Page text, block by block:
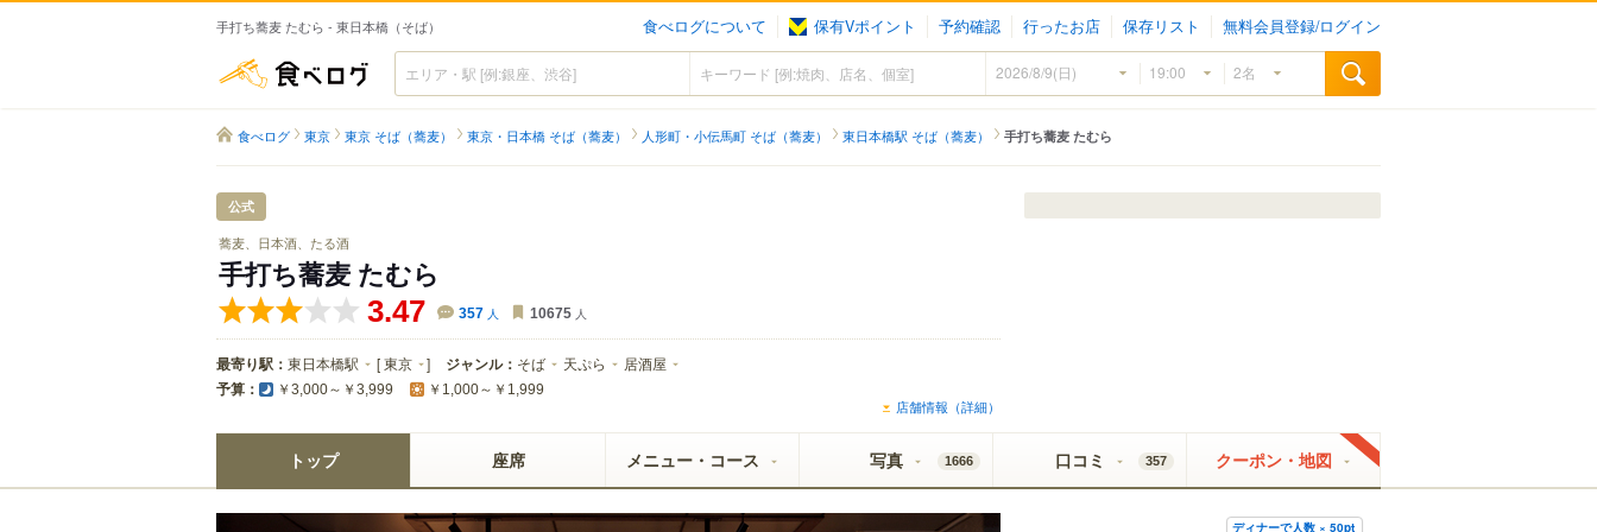
手打ち蕎麦 たむら - 東日本橋（そば） 食べログについて 保有Vポイント 予約確認 行ったお店 保存リスト 無料会員登録/ログイン
食べログ
食べログ 東京 東京 そば（蕎麦） 東京・日本橋 そば（蕎麦） 人形町・小伝馬町 そば（蕎麦） 東日本橋駅 そば（蕎麦） 手打ち蕎麦 たむら
公式
蕎麦、日本酒、たる酒
手打ち蕎麦 たむら
3.47 357 人 10675 人
最寄り駅： 東日本橋駅 [東京 ] ジャンル： そば 天ぷら 居酒屋
予算： ￥3,000～￥3,999 ￥1,000～￥1,999
店舗情報（詳細）
トップ 座席 メニュー・コース 写真 1666 口コミ 357 クーポン・地図
ディナーで人数 × 50pt